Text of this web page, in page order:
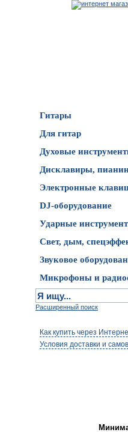
Гитары
Для гитар
Духовые
Дисклавиры,
Электронные
DJ-оборудование
Ударные
Свет, дым,
Звуковое
Микрофоны и
Расширенный поиск
Как купить через
Условия доставки и